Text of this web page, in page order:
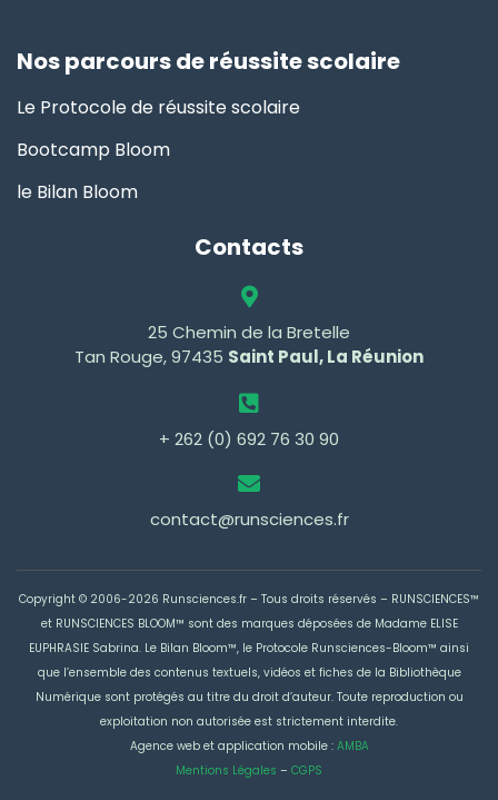
Nos parcours de réussite scolaire
Le Protocole de réussite scolaire
Bootcamp Bloom
le Bilan Bloom
Contacts
25 Chemin de la Bretelle
Tan Rouge, 97435 Saint Paul, La Réunion
+ 262 (0) 692 76 30 90
contact@runsciences.fr
Copyright © 2006-2026 Runsciences.fr – Tous droits réservés – RUNSCIENCES™
et RUNSCIENCES BLOOM™ sont des marques déposées de Madame ELISE
EUPHRASIE Sabrina. Le Bilan Bloom™, le Protocole Runsciences-Bloom™ ainsi
que l’ensemble des contenus textuels, vidéos et fiches de la Bibliothèque
Numérique sont protégés au titre du droit d’auteur. Toute reproduction ou
exploitation non autorisée est strictement interdite.
Agence web et application mobile : AMBA
Mentions Légales – CGPS